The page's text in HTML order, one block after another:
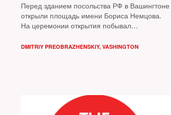
Перед зданием посольства РФ в Вашингтоне
открыли площадь имени Бориса Немцова.
На церемонии открытия побывал
DMITRIY PREOBRAZHENSKIY, VASHINGTON